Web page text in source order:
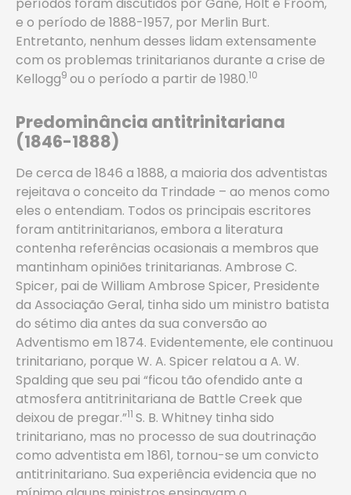
e o período de 1888-1957, por Merlin Burt.
Entretanto, nenhum desses lidam extensamente
com os problemas trinitarianos durante a crise de
Kellogg9 ou o período a partir de 1980.10
Predominância antitrinitariana
(1846-1888)
De cerca de 1846 a 1888, a maioria dos adventistas
rejeitava o conceito da Trindade – ao menos como
eles o entendiam. Todos os principais escritores
foram antitrinitarianos, embora a literatura
contenha referências ocasionais a membros que
mantinham opiniões trinitarianas. Ambrose C.
Spicer, pai de William Ambrose Spicer, Presidente
da Associação Geral, tinha sido um ministro batista
do sétimo dia antes da sua conversão ao
Adventismo em 1874. Evidentemente, ele continuou
trinitariano, porque W. A. Spicer relatou a A. W.
Spalding que seu pai “ficou tão ofendido ante a
atmosfera antitrinitariana de Battle Creek que
deixou de pregar.”11 S. B. Whitney tinha sido
trinitariano, mas no processo de sua doutrinação
como adventista em 1861, tornou-se um convicto
antitrinitariano. Sua experiência evidencia que no